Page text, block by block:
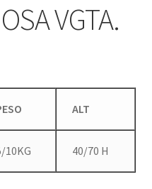
VGTA.
ALT
10KG 40/70 H